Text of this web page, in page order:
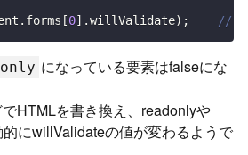
. forms [0] .willValidate) ; //
になっている要素はfalseにな
HTMLを書き換え、readonlyや
にwillValidateの値が変わるようで